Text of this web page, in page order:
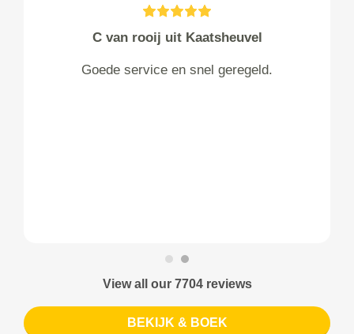
C van rooij uit Kaatsheuvel
Goede service en snel geregeld.
View all our 7704 reviews
BEKIJK & BOEK